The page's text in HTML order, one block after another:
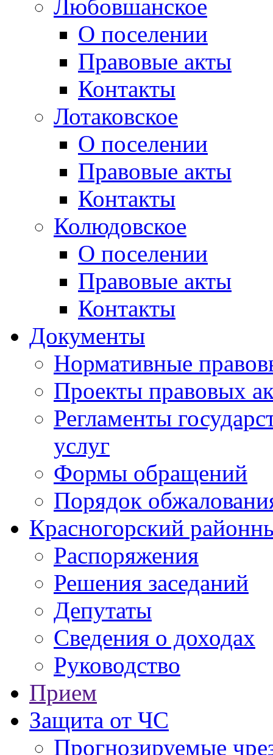
Любовшанское
О поселении
Правовые акты
Контакты
Лотаковское
О поселении
Правовые акты
Контакты
Колюдовское
О поселении
Правовые акты
Контакты
Документы
Нормативные
Проекты правовых
Регламенты
услуг
Формы обращений
Порядок
Красногорский
Распоряжения
Решения заседаний
Депутаты
Сведения о доходах
Руководство
Прием
Защита от ЧС
Прогнозируемые